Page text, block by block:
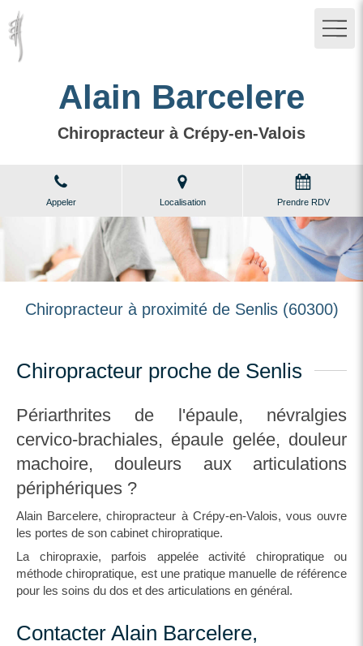
Alain Barcelere
Chiropracteur à Crépy-en-Valois
Appeler Localisation Prendre RDV
Chiropracteur à proximité de Senlis (60300)
Chiropracteur proche de Senlis
Périarthrites de l'épaule, névralgies
cervico-brachiales, épaule gelée, douleur
machoire, douleurs aux articulations
périphériques ?
Alain Barcelere, chiropracteur à Crépy-en-Valois, vous ouvre
les portes de son cabinet chiropratique.
La chiropraxie, parfois appelée activité chiropratique ou
méthode chiropratique, est une pratique manuelle de référence
pour les soins du dos et des articulations en général.
Contacter Alain Barcelere,